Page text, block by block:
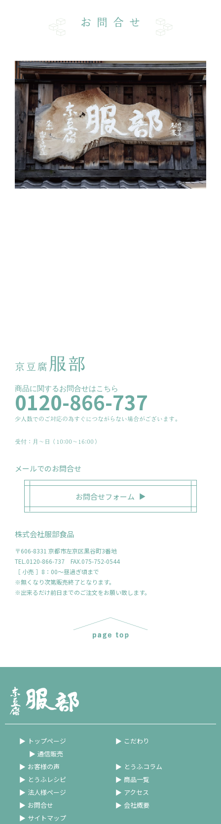
お問合せ
京豆腐 服部
商品に関するお問合せはこちら
0120-866-737
少人数でのご対応の為すぐにつながらない場合がございます。
受付：月〜日（10:00～16:00）
メールでのお問合せ
お問合せフォーム
株式会社服部食品
〒606-8331 京都市左京区黒谷町3番地
TEL.0120-866-737 FAX.075-752-0544
［ 小売 ］8：00～昼過ぎ頃まで
※無くなり次第販売終了となります。
※出来るだけ前日までのご注文をお願い致します。
トップページ
こだわり
通信販売
お客様の声
とうふコラム
とうふレシピ
商品一覧
法人様ページ
アクセス
お問合せ
会社概要
サイトマップ